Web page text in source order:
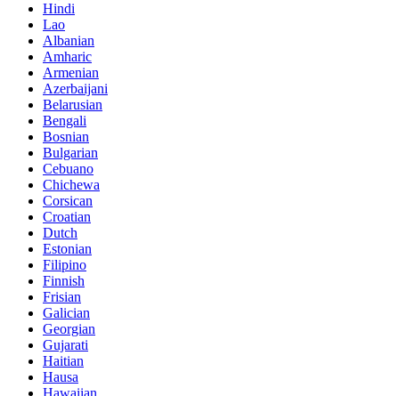
Hindi
Lao
Albanian
Amharic
Armenian
Azerbaijani
Belarusian
Bengali
Bosnian
Bulgarian
Cebuano
Chichewa
Corsican
Croatian
Dutch
Estonian
Filipino
Finnish
Frisian
Galician
Georgian
Gujarati
Haitian
Hausa